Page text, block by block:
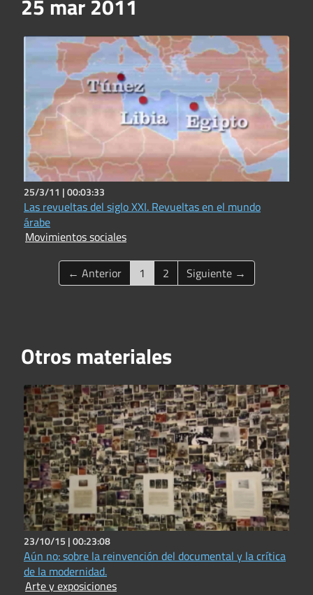
25 mar 2011
25/3/11 |00:03:33
Las revueltas del siglo XXI. Revueltas en el mundo
árabe
Movimientos sociales
← Anterior 1 (current)
2 Siguiente →
Otros materiales
23/10/15 |00:23:08
Aún no: sobre la reinvención del documental y la crítica
de la modernidad.
Arte y exposiciones